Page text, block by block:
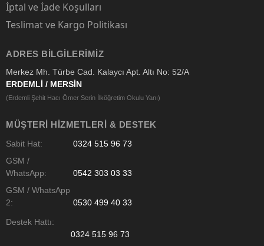
İptal ve İade Koşulları
Teslimat ve Kargo Politikası
ADRES BILGILERIMIZ
Merkez Mh. Türbe Cad. Kalaycı Apt. Altı No: 52/A
ERDEMLİ / MERSİN
(Erdemli Şehit Hacı Ömer Serin İlköğretim Okulu Yanı)
MÜŞTERI HIZMETLERI & DESTEK
Sabit Hat:
0324 515 96 73
GSM /
WhatsApp:
0542 303 03 33
GSM / WhatsApp
2:
0530 499 40 33
Destek Hattı:
0324 515 96 73